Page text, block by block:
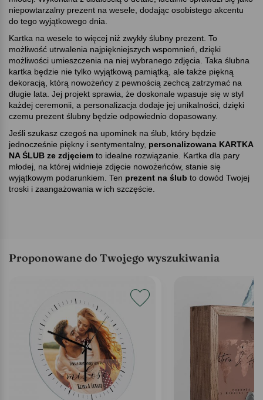
niepowtarzalny prezent na wesele, dodając osobistego akcentu
do tego wyjątkowego dnia.
Kartka na wesele to więcej niż zwykły ślubny prezent. To
możliwość utrwalenia najpiękniejszych wspomnień, dzięki
możliwości umieszczenia na niej wybranego zdjęcia. Taka ślubna
kartka będzie nie tylko wyjątkową pamiątką, ale także piękną
dekoracją, którą nowożeńcy z pewnością zechcą zatrzymać na
długie lata. Jej projekt sprawia, że doskonale wpasuje się w styl
każdej ceremonii, a personalizacja dodaje jej unikalności, dzięki
czemu prezent ślubny będzie odpowiednio dopasowany.
Jeśli szukasz czegoś na upominek na ślub, który będzie
jednocześnie piękny i sentymentalny, personalizowana KARTKA
NA ŚLUB ze zdjęciem to idealne rozwiązanie. Kartka dla pary
młodej, na której widnieje zdjęcie nowożeńców, stanie się
wyjątkowym podarunkiem. Ten prezent na ślub to dowód Twojej
troski i zaangażowania w ich szczęście.
Proponowane do Twojego wyszukiwania